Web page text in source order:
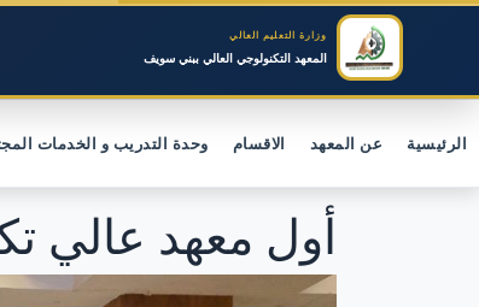
وزارة التعليم العالي
المعهد التكنولوجي العالي ببني سويف
الرئيسية عن المعهد الاقسام وحدة التدريب و الخدمات
أول معهد عالي